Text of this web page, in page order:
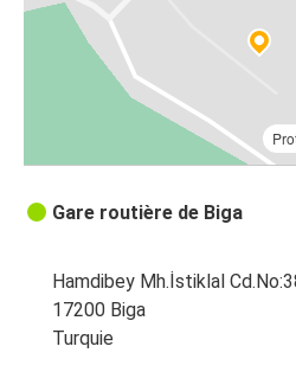
Gare routière de Biga
Hamdibey Mh.İstiklal
17200 Biga
Turquie